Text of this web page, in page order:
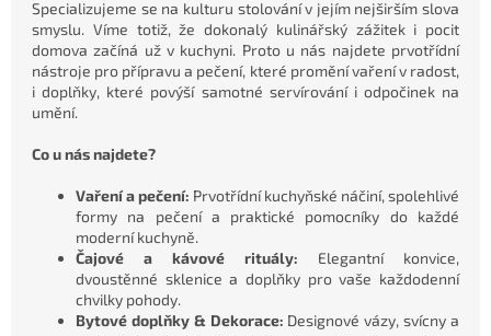
Specializujeme se na kulturu stolování v jejím nejširším slova
smyslu. Víme totiž, že dokonalý kulinářský zážitek i pocit
domova začíná už v kuchyni. Proto u nás najdete prvotřídní
nástroje pro přípravu a pečení, které promění vaření v radost,
i doplňky, které povýší samotné servírování i odpočinek na
umění.
Co u nás najdete?
Vaření a pečení: Prvotřídní kuchyňské náčiní, spolehlivé
formy na pečení a praktické pomocníky do každé
moderní kuchyně.
Čajové a kávové rituály: Elegantní konvice,
dvoustěnné sklenice a doplňky pro vaše každodenní
chvilky pohody.
Bytové doplňky & Dekorace: Designové vázy, svícny a